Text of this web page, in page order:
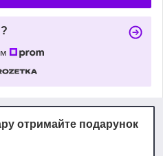
отримайте подарунок